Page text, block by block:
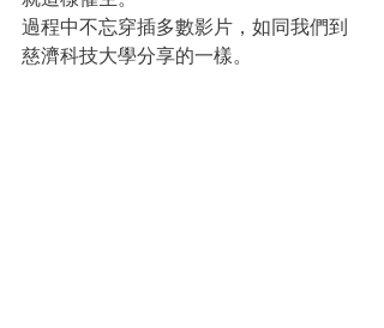
過程中不忘穿插多數影片，如同我們到
慈濟科技大學分享的一樣。